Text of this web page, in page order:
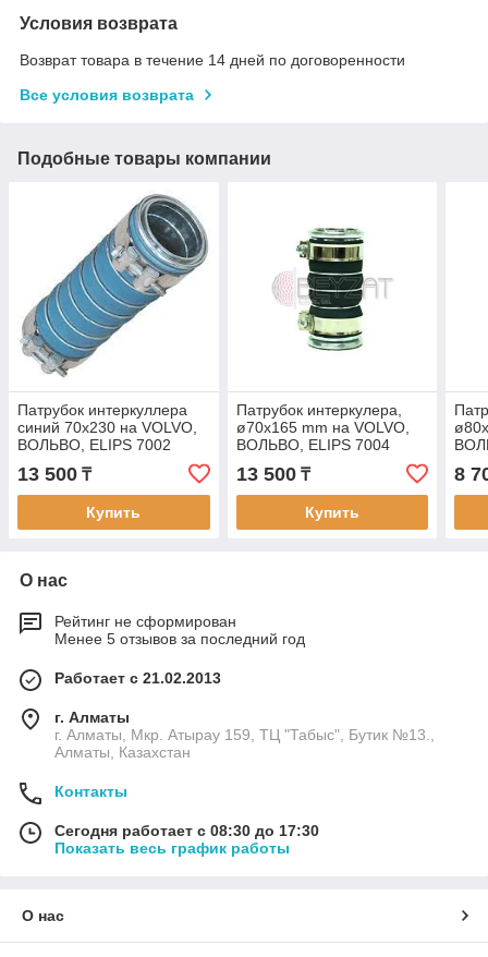
Условия возврата
Возврат товара в течение 14 дней по договоренности
Все условия возврата
Подобные товары компании
Патрубок интеркуллера
синий 70x230 на VOLVO,
ВОЛЬВО, ELIPS 7002
13 500 ₸
Купить
Патрубок интеркулера,
ø70x165 mm на VOLVO,
ВОЛЬВО, ELIPS 7004
13 500₸
Купить
8
О нас
Рейтинг не сформирован
Менее 5 отзывов за последний год
Работает с 21.02.2013
г. Алматы
г. Алматы, Мкр. Атырау 159, ТЦ "Табыс", Бутик №13.,
Алматы, Казахстан
Контакты
Сегодня работает с 08:30 до 17:30
Показать весь график работы
О нас